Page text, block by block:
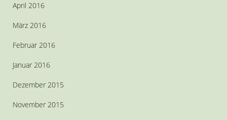
April 2016
März 2016
Februar 2016
Januar 2016
Dezember 2015
November 2015